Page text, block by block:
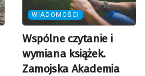
WIADOMOŚCI
Wspólne czytanie i
wymiana książek.
Zamojska Akademia